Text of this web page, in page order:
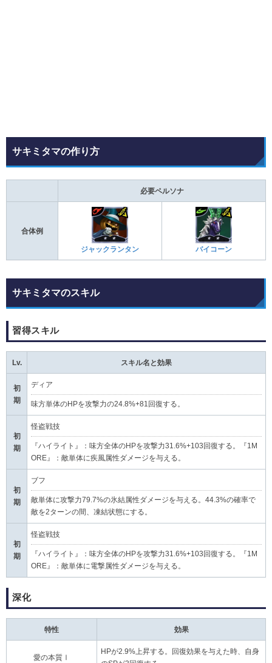
サキミタマの作り方
必要ペルソナ
合体例
ジャックランタン バイコーン
サキミタマのスキル
習得スキル
Lv. スキル名と効果
初
期
ディア
味方単体のHPを攻撃力の24.8%+81回復する。
初
期
怪盗戦技
『ハイライト』：味方全体のHPを攻撃力31.6%+103回復する。『1M
ORE』：敵単体に疾風属性ダメージを与える。
初
期
ブフ
敵単体に攻撃力79.7%の氷結属性ダメージを与える。44.3%の確率で
敵を2ターンの間、凍結状態にする。
初
期
怪盗戦技
『ハイライト』：味方全体のHPを攻撃力31.6%+103回復する。『1M
ORE』：敵単体に電撃属性ダメージを与える。
深化
特性 効果
愛の本質Ⅰ
HPが2.9%上昇する。回復効果を与えた時、自身